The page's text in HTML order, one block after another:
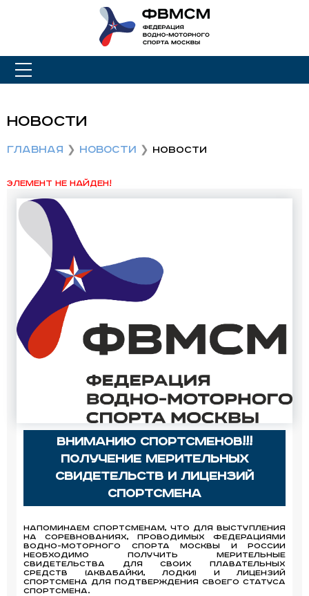
Новости
Главная Новости Новости
Элемент не найден!
Вниманию Спортсменов!!!
Получение мерительных
свидетельств и лицензий
спортсмена
Напоминаем Спортсменам, что для выступления
на соревнованиях, проводимых Федерациями
водно-моторного спорта Москвы и России
необходимо получить мерительные
свидетельства для своих плавательных
средств (аквабайки, лодки) и лицензий
спортсмена для подтверждения своего статуса
Спортсмена.